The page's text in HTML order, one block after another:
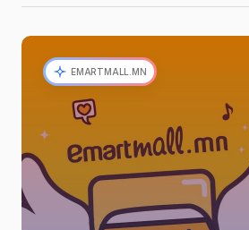
EMARTMALL.MN